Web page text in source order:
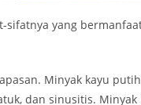
sifatnya yang
Minyak kayu putih
dan sinusitis. Minyak